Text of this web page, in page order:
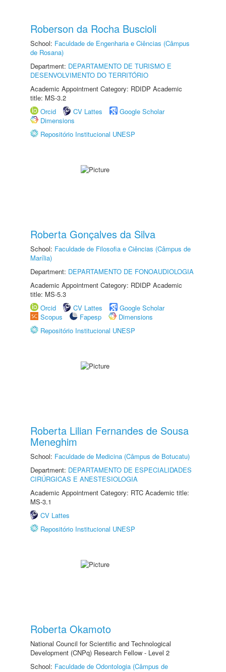
Roberson da Rocha Buscioli
School: Faculdade de Engenharia e Ciências (Câmpus
de Rosana)
Department: DEPARTAMENTO DE TURISMO E
DESENVOLVIMENTO DO TERRITÓRIO
Academic Appointment Category: RDIDP Academic
title: MS-3.2
Orcid
CV Lattes
Google Scholar
Dimensions
Repositório Institucional UNESP
Roberta Gonçalves da Silva
School: Faculdade de Filosofia e Ciências (Câmpus de
Marília)
Department: DEPARTAMENTO DE FONOAUDIOLOGIA
Academic Appointment Category: RDIDP Academic
title: MS-5.3
Orcid
CV Lattes
Google Scholar
Scopus
Fapesp
Dimensions
Repositório Institucional UNESP
Roberta Lilian Fernandes de Sousa
Meneghim
School: Faculdade de Medicina (Câmpus de Botucatu)
Department: DEPARTAMENTO DE ESPECIALIDADES
CIRÚRGICAS E ANESTESIOLOGIA
Academic Appointment Category: RTC Academic title:
MS-3.1
CV Lattes
Repositório Institucional UNESP
Roberta Okamoto
National Council for Scientific and Technological
Development (CNPq) Research Fellow - Level 2
School: Faculdade de Odontologia (Câmpus de